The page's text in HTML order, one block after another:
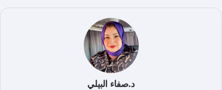
د.صفاء البيلي